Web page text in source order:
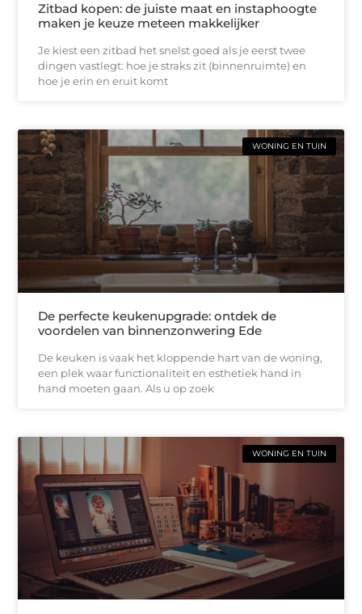
Zitbad kopen: de juiste maat en instaphoogte
maken je keuze meteen makkelijker
Je kiest een zitbad het snelst goed als je eerst twee
dingen vastlegt: hoe je straks zit (binnenruimte) en
hoe je erin en eruit komt
WONING EN TUIN
De perfecte keukenupgrade: ontdek de
voordelen van binnenzonwering Ede
De keuken is vaak het kloppende hart van de woning,
een plek waar functionaliteit en esthetiek hand in
hand moeten gaan. Als u op zoek
WONING EN TUIN